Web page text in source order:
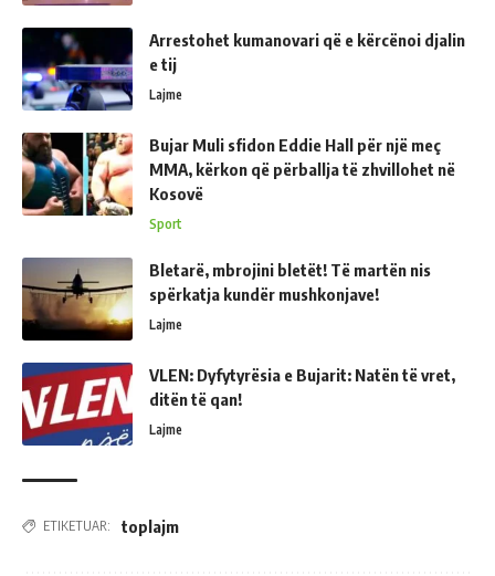
Arrestohet kumanovari që e kërcënoi djalin
e tij
Lajme
Bujar Muli sfidon Eddie Hall për një meç
MMA, kërkon që përballja të zhvillohet në
Kosovë
Sport
Bletarë, mbrojini bletët! Të martën nis
spërkatja kundër mushkonjave!
Lajme
VLEN: Dyfytyrësia e Bujarit: Natën të vret,
ditën të qan!
Lajme
ETIKETUAR: toplajm